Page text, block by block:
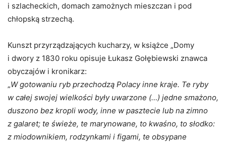
i szlacheckich, domach zamożnych mieszczan i pod
chłopską strzechą.
Kunszt przyrządzających kucharzy, w książce „Domy
i dwory z 1830 roku opisuje Łukasz Gołębiewski znawca
obyczajów i kronikarz:
„W gotowaniu ryb przechodzą Polacy inne kraje. Te ryby
w całej swojej wielkości były uwarzone (…) jedne smażono,
duszono bez kropli wody, inne w pasztecie lub na zimno
z galaret; te świeże, te marynowane, to kwaśno, to słodko:
z miodownikiem, rodzynkami i figami, te obsypane